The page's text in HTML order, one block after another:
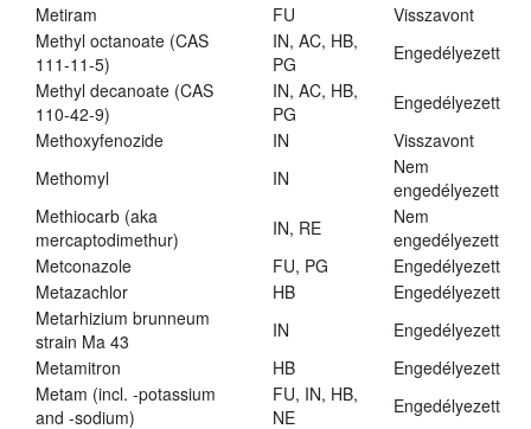
Metiram
FU
Visszavont
Methyl octanoate (CAS
111-11-5)
IN, AC, HB,
PG
Engedélyezett
Methyl decanoate (CAS
110-42-9)
IN, AC, HB,
PG
Engedélyezett
Methoxyfenozide
IN
Visszavont
Methomyl
IN
Nem
engedélyezett
Methiocarb (aka
mercaptodimethur)
IN, RE
Nem
engedélyezett
Metconazole
FU, PG
Engedélyezett
Metazachlor
HB
Engedélyezett
Metarhizium brunneum
strain Ma 43
IN
Engedélyezett
Metamitron
HB
Engedélyezett
Metam (incl. -potassium
and -sodium)
FU, IN, HB,
NE
Engedélyezett